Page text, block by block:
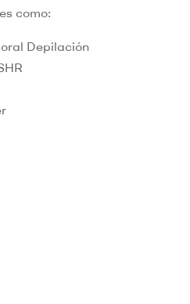
como:
Depilación